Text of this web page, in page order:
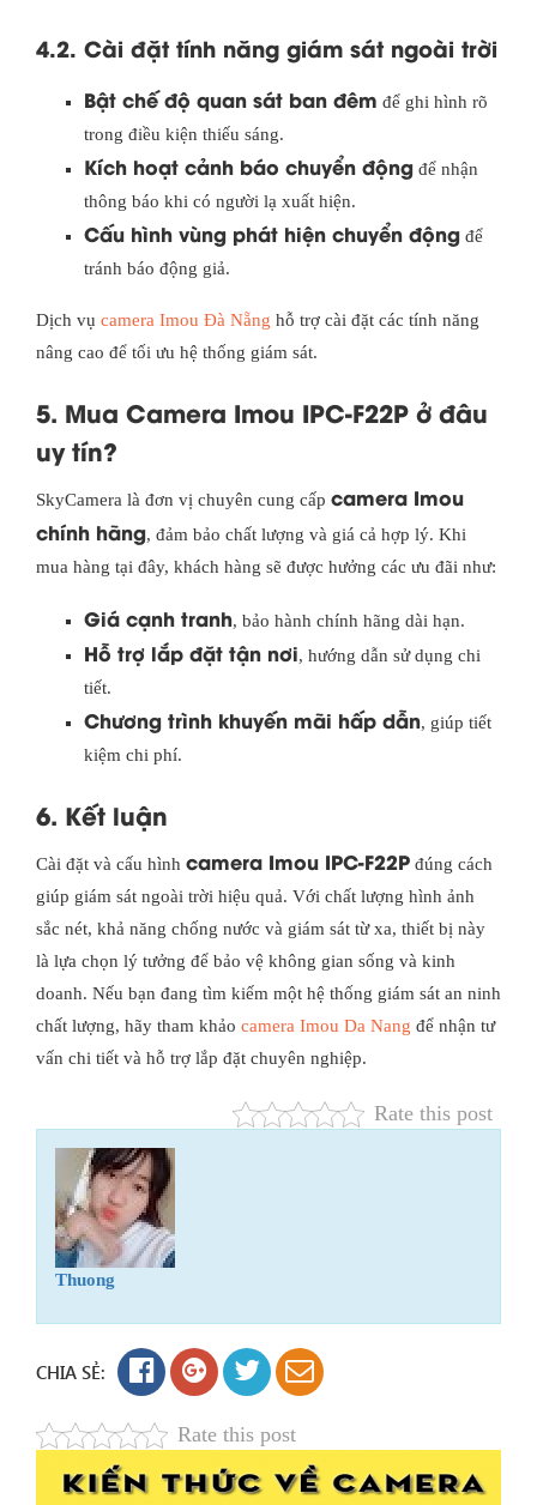
4.2. Cài đặt tính năng giám sát ngoài trời
Bật chế độ quan sát ban đêm để ghi hình rõ
trong điều kiện thiếu sáng.
Kích hoạt cảnh báo chuyển động để nhận
thông báo khi có người lạ xuất hiện.
Cấu hình vùng phát hiện chuyển động để
tránh báo động giả.
Dịch vụ camera Imou Đà Nẵng hỗ trợ cài đặt các tính năng
nâng cao để tối ưu hệ thống giám sát.
5. Mua Camera Imou IPC-F22P ở đâu
uy tín?
SkyCamera là đơn vị chuyên cung cấp camera Imou
chính hãng, đảm bảo chất lượng và giá cả hợp lý. Khi
mua hàng tại đây, khách hàng sẽ được hưởng các ưu đãi như:
Giá cạnh tranh, bảo hành chính hãng dài hạn.
Hỗ trợ lắp đặt tận nơi, hướng dẫn sử dụng chi
tiết.
Chương trình khuyến mãi hấp dẫn, giúp tiết
kiệm chi phí.
6. Kết luận
Cài đặt và cấu hình camera Imou IPC-F22P đúng cách
giúp giám sát ngoài trời hiệu quả. Với chất lượng hình ảnh
sắc nét, khả năng chống nước và giám sát từ xa, thiết bị này
là lựa chọn lý tưởng để bảo vệ không gian sống và kinh
doanh. Nếu bạn đang tìm kiếm một hệ thống giám sát an ninh
chất lượng, hãy tham khảo camera Imou Da Nang để nhận tư
vấn chi tiết và hỗ trợ lắp đặt chuyên nghiệp.
Rate this post
Thuong
CHIA SẺ:
Rate this post